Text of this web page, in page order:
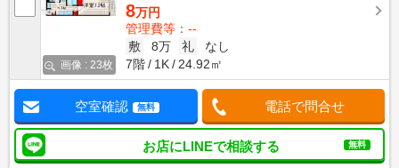
画像 : 23枚
8万円
管理費等：--
敷
8万 礼
なし
7階
1K 24.92㎡
空室確認 無料 電話で問合せ
お店にLINEで相談する 無料